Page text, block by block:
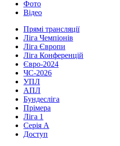
Фото
Відео
Прямі трансляції
Ліга Чемпіонів
Ліга Європи
Ліга Конференцій
Євро-2024
ЧС-2026
УПЛ
АПЛ
Бундесліга
Прімера
Ліга 1
Серія А
Доступ